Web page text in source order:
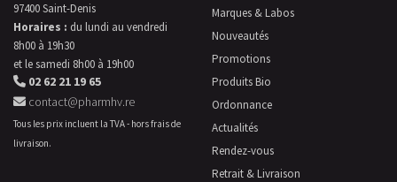
97400 Saint-Denis
Horaires : du lundi au vendredi
8h00 à 19h30
et le samedi 8h00 à 19h00
02 62 21 19 65
contact@pharmhv.re
Tous les prix incluent la TVA - hors frais de
livraison.
Marques & Labos
Nouveautés
Promotions
Produits Bio
Ordonnance
Actualités
Rendez-vous
Retrait & Livraison